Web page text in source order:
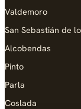
Valdemoro
San Sebastián de
Alcobendas
Pinto
Parla
Coslada